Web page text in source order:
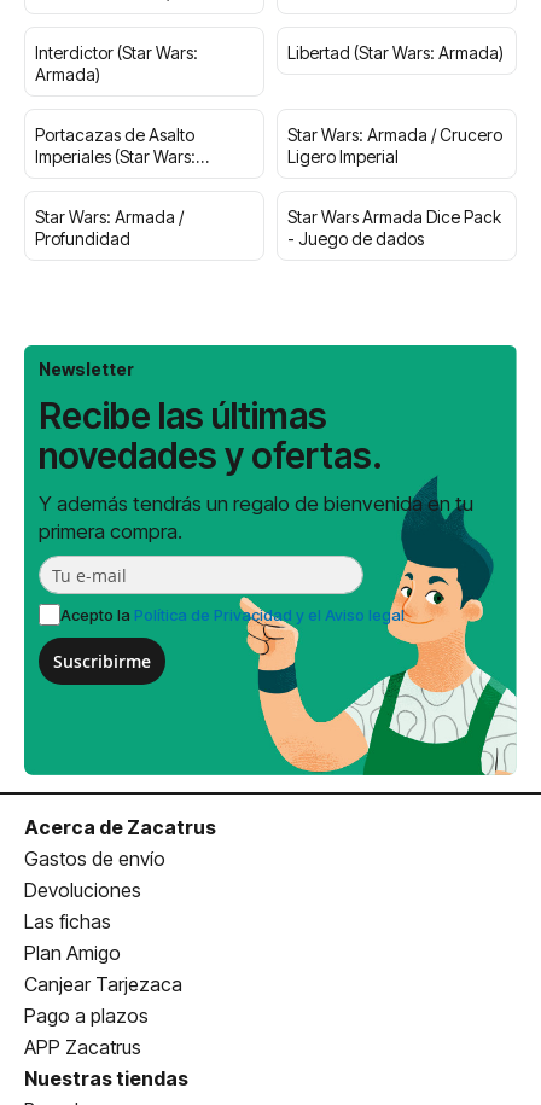
Imperial
Interdictor (Star Wars:
Armada)
Libertad (Star Wars: Armada)
Portacazas de Asalto
Imperiales (Star Wars:
Armada)
Star Wars: Armada / Crucero
Ligero Imperial
Star Wars: Armada /
Profundidad
Star Wars Armada Dice Pack
- Juego de dados
Newsletter
Recibe las últimas
novedades y ofertas.
Y además tendrás un regalo de bienvenida en tu
primera compra.
Acepto la Política de Privacidad y el Aviso legal
Suscribirme
Acerca de Zacatrus
Gastos de envío
Devoluciones
Las fichas
Plan Amigo
Canjear Tarjezaca
Pago a plazos
APP Zacatrus
Nuestras tiendas